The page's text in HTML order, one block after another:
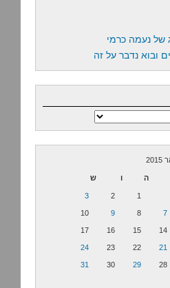
של נעמה כרמי
ובוא נדבר על זה
ה ו ש
1
2
3
7
8
9
10
14
15
16
17
21
22
23
24
28
29
30
31